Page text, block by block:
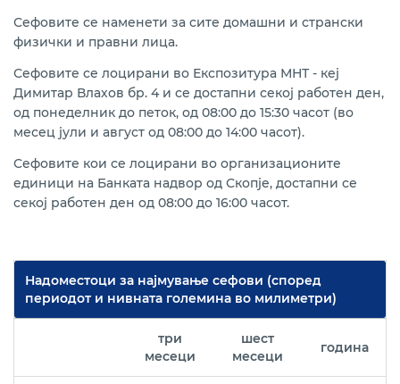
Сефови
Продажба на удели во КБ Инвест
Помош и поддршка
Сефовите се наменети за сите домашни и странски
физички и правни лица.
Сефовите се лоцирани во Експозитура МНТ - кеј
Димитар Влахов бр. 4 и се достапни секој работен ден,
од понеделник до петок, од 08:00 до 15:30 часот (во
месец јули и август од 08:00 до 14:00 часот).
Сефовите кои се лоцирани во организационите
единици на Банката надвор од Скопје, достапни се
секој работен ден од 08:00 до 16:00 часот.
Надоместоци за најмување сефови (според
периодот и нивната големина во милиметри)
три
месеци
шест
месеци
година